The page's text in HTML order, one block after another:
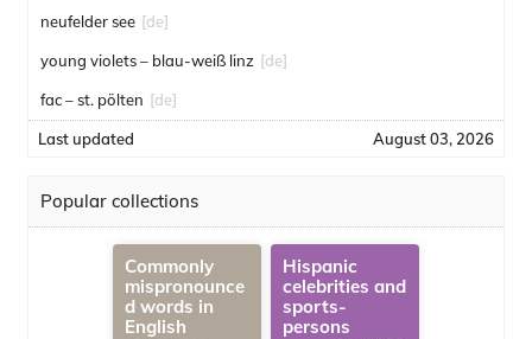
neufelder see [de]
young violets – blau-weiß linz [de]
fac – st. pölten [de]
Last updated August 03, 2026
Popular collections
Commonly
mispronounce
d words in
English
Hispanic
celebrities and
sports-
persons